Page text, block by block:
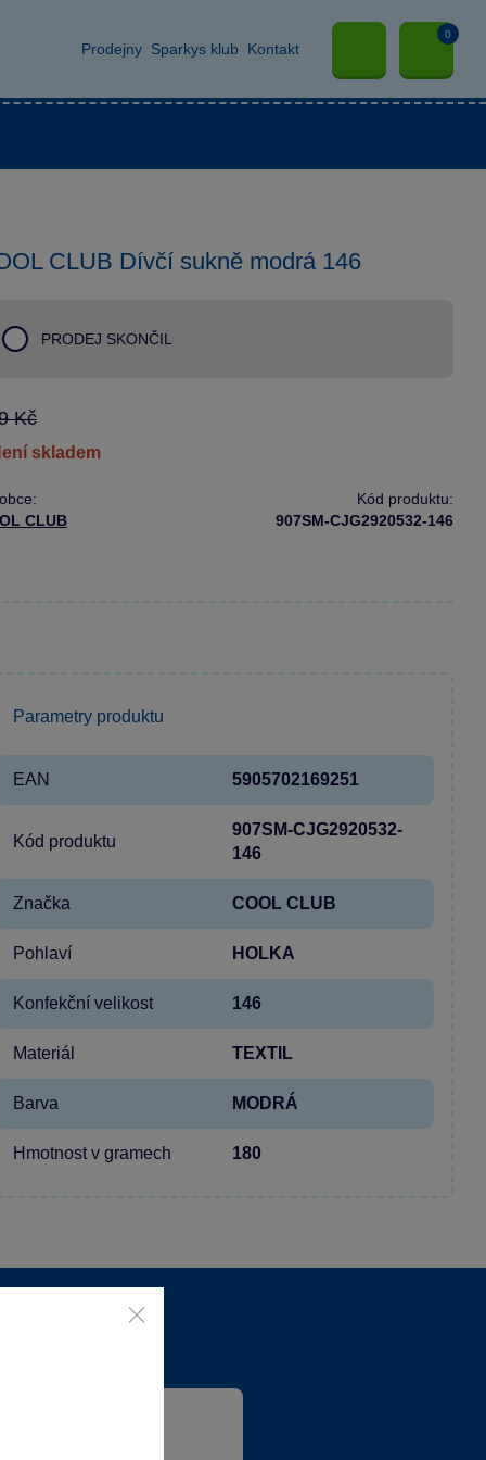
Prodejny Sparkys klub Kontakt
0
CLUB Dívčí sukně modrá 146
PRODEJ SKONČIL
Kč
není skladem
CLUB
Kód produktu:
907SM-CJG2920532-146
Parametry produktu
EAN 5905702169251
Kód produktu
907SM-CJG2920532-
146
Značka COOL CLUB
Pohlaví HOLKA
Konfekční velikost 146
Materiál TEXTIL
Barva MODRÁ
Hmotnost v gramech 180